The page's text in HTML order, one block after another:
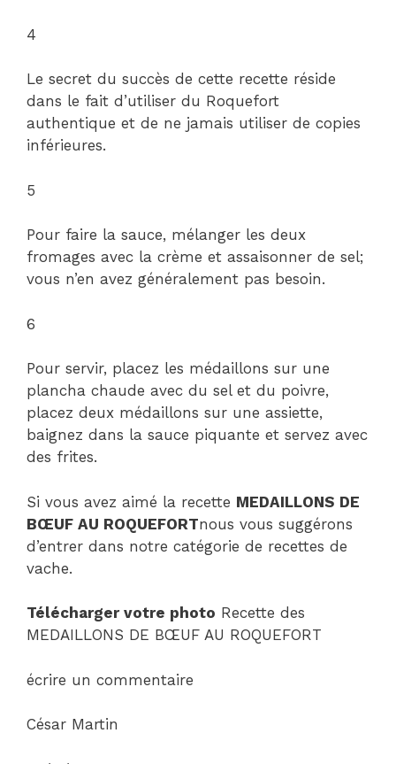
4
Le secret du succès de cette recette réside
dans le fait d’utiliser du Roquefort
authentique et de ne jamais utiliser de copies
inférieures.
5
Pour faire la sauce, mélanger les deux
fromages avec la crème et assaisonner de sel;
vous n’en avez généralement pas besoin.
6
Pour servir, placez les médaillons sur une
plancha chaude avec du sel et du poivre,
placez deux médaillons sur une assiette,
baignez dans la sauce piquante et servez avec
des frites.
Si vous avez aimé la recette MEDAILLONS DE
BŒUF AU ROQUEFORTnous vous suggérons
d’entrer dans notre catégorie de recettes de
vache.
Télécharger votre photo Recette des
MEDAILLONS DE BŒUF AU ROQUEFORT
écrire un commentaire
César Martin